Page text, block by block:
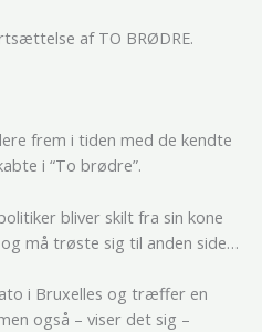
af TO BRØDRE.
frem i tiden med de kendte
i “To brødre”.
bliver skilt fra sin kone
må trøste sig til anden side…
i Bruxelles og træffer en
også – viser det sig –